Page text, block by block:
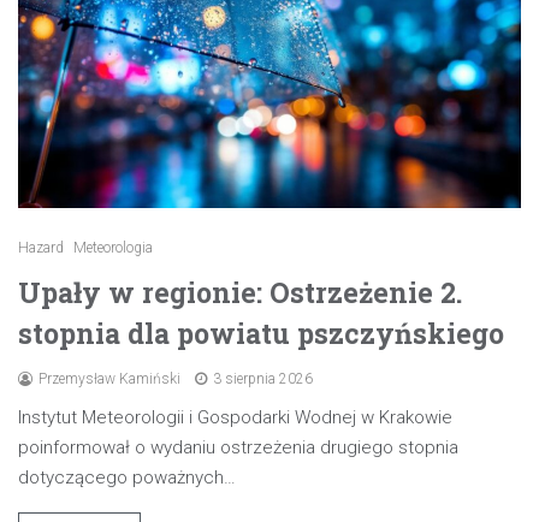
Hazard Meteorologia
Upały w regionie: Ostrzeżenie 2.
stopnia dla powiatu pszczyńskiego
Przemysław Kamiński 3 sierpnia 2026
Instytut Meteorologii i Gospodarki Wodnej w Krakowie
poinformował o wydaniu ostrzeżenia drugiego stopnia
dotyczącego poważnych…